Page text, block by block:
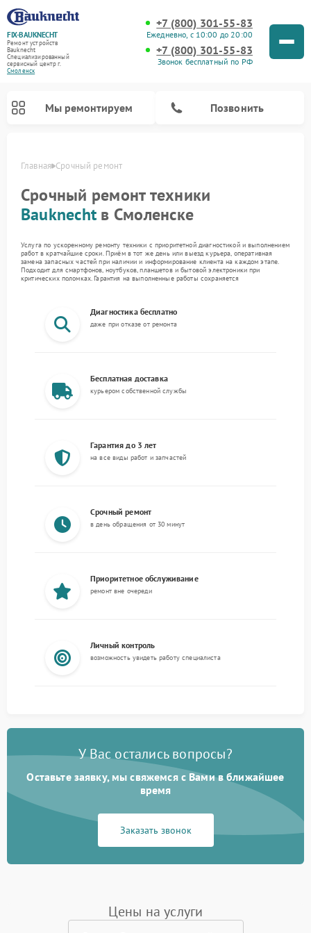
FIX-BAUKNECHT
Ремонт устройств
Bauknecht
Специализированный
cервисный центр г.
Смоленск
+7 (800) 301-55-83
Ежедневно, с 10:00 до 20:00
+7 (800) 301-55-83
Звонок бесплатный по РФ
Мы ремонтируем Позвонить
Главная Срочный ремонт
Срочный ремонт техники
Bauknechtв Смоленске
Услуга по ускоренному ремонту техники с приоритетной диагностикой и выполнением
работ в кратчайшие сроки. Приём в тот же день или выезд курьера, оперативная
замена запасных частей при наличии и информирование клиента на каждом этапе.
Подходит для смартфонов, ноутбуков, планшетов и бытовой электроники при
критических поломках. Гарантия на выполненные работы сохраняется
Диагностика бесплатно
даже при отказе от ремонта
Бесплатная доставка
курьером собственной службы
Гарантия до 3 лет
на все виды работ и запчастей
Срочный ремонт
в день обращения от 30 минут
Приоритетное обслуживание
ремонт вне очереди
Личный контроль
возможность увидеть работу специалиста
У Вас остались вопросы?
Оставьте заявку, мы свяжемся с Вами в ближайшее
время
Заказать звонок
Цены на услуги